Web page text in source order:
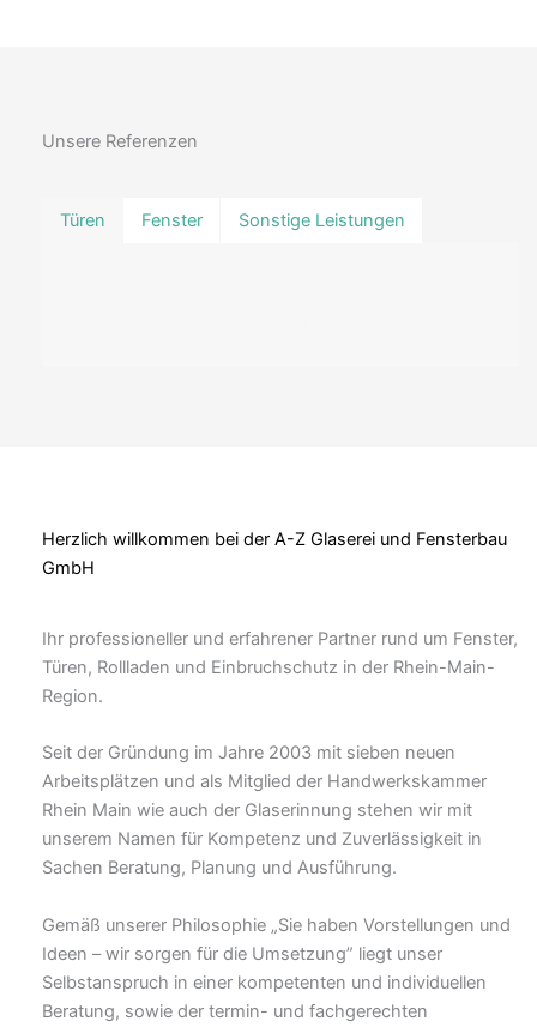
Unsere Referenzen
Türen Fenster Sonstige Leistungen
Herzlich willkommen bei der A-Z Glaserei und Fensterbau
GmbH
Ihr professioneller und erfahrener Partner rund um Fenster,
Türen, Rollladen und Einbruchschutz in der Rhein-Main-
Region.
Seit der Gründung im Jahre 2003 mit sieben neuen
Arbeitsplätzen und als Mitglied der Handwerkskammer
Rhein Main wie auch der Glaserinnung stehen wir mit
unserem Namen für Kompetenz und Zuverlässigkeit in
Sachen Beratung, Planung und Ausführung.
Gemäß unserer Philosophie „Sie haben Vorstellungen und
Ideen – wir sorgen für die Umsetzung” liegt unser
Selbstanspruch in einer kompetenten und individuellen
Beratung, sowie der termin- und fachgerechten